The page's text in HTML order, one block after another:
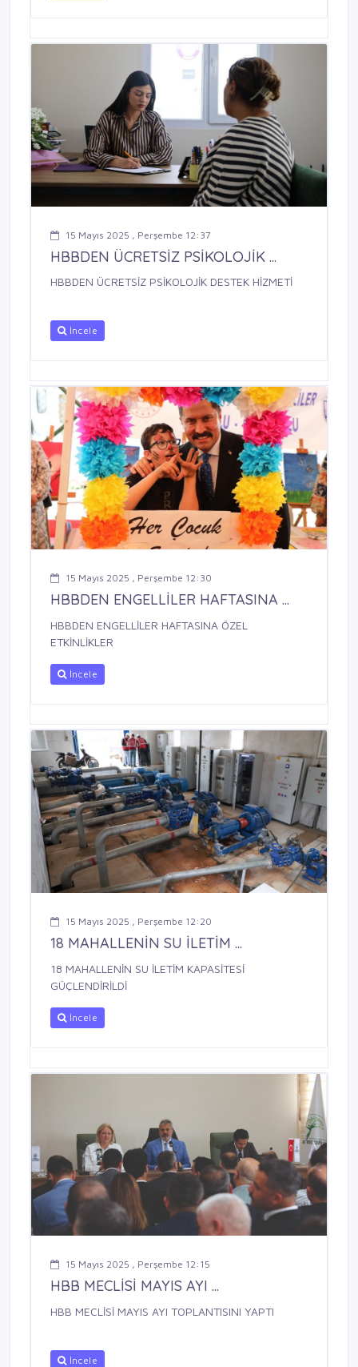
15 Mayıs 2025 , Perşembe 12:37
HBBDEN ÜCRETSİZ PSİKOLOJİK ...
HBBDEN ÜCRETSİZ PSİKOLOJİK DESTEK HİZMETİ
İncele
15 Mayıs 2025 , Perşembe 12:30
HBBDEN ENGELLİLER HAFTASINA ...
HBBDEN ENGELLİLER HAFTASINA ÖZEL
ETKİNLİKLER
İncele
15 Mayıs 2025 , Perşembe 12:20
18 MAHALLENİN SU İLETİM ...
18 MAHALLENİN SU İLETİM KAPASİTESİ
GÜÇLENDİRİLDİ
İncele
15 Mayıs 2025 , Perşembe 12:15
HBB MECLİSİ MAYIS AYI ...
HBB MECLİSİ MAYIS AYI TOPLANTISINI YAPTI
İncele